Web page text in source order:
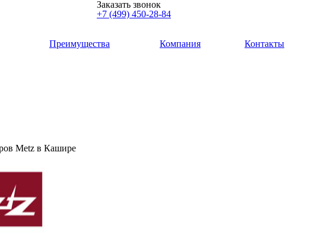
Заказать звонок
+7 (499) 450-28-84
Преимущества Компания Контакты
Metz в Кашире